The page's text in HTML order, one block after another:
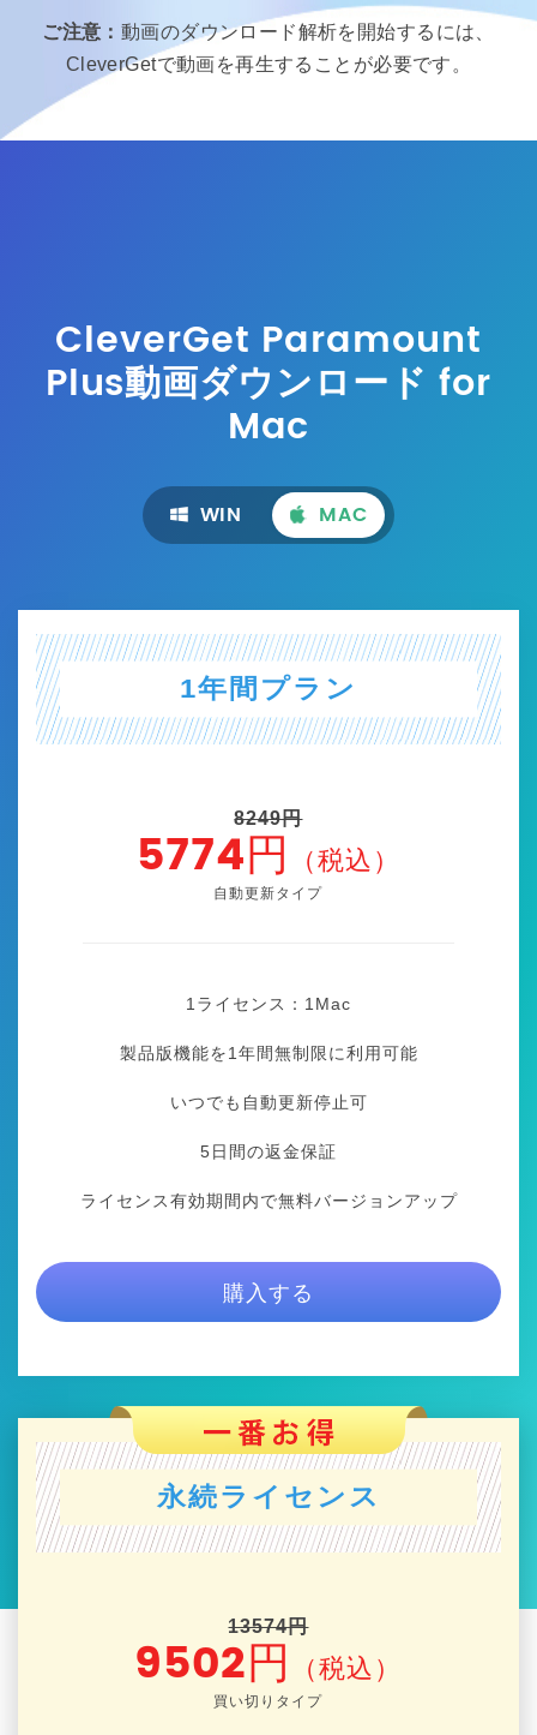
ご注意： 動画のダウンロード解析を開始するには、
CleverGetで動画を再生することが必要です。
CleverGet Paramount
Plus動画ダウンロード for
Mac
WIN MAC
1年間プラン
8249円
5774円 （税込）
自動更新タイプ
1ライセンス：1Mac
製品版機能を1年間無制限に利用可能
いつでも自動更新停止可
5日間の返金保証
ライセンス有効期間内で無料バージョンアップ
購入する
永続ライセンス
13574円
9502円 （税込）
買い切りタイプ